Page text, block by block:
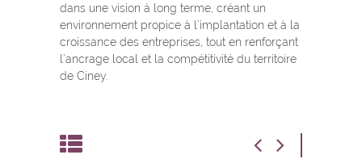
dans une vision à long terme, créant un
environnement propice à l’implantation et à la
croissance des entreprises, tout en renforçant
l’ancrage local et la compétitivité du territoire
de Ciney.